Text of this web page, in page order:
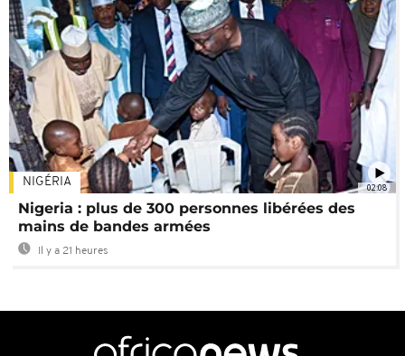
02:08
NIGÉRIA
Nigeria : plus de 300 personnes libérées des
mains de bandes armées
Il y a 21 heures